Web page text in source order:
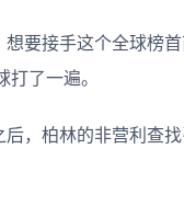
要接手这个全球榜
了一遍。
，柏林的非营利查